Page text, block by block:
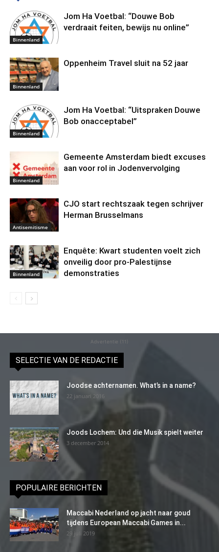
Binnenland
Jom Ha Voetbal: “Douwe Bob
verdraait feiten, bewijs nu online”
Binnenland
Oppenheim Travel sluit na 52 jaar
Binnenland
Jom Ha Voetbal: “Uitspraken Douwe
Bob onacceptabel”
Binnenland
Gemeente Amsterdam biedt excuses
aan voor rol in Jodenvervolging
Antisemitisme
CJO start rechtszaak tegen schrijver
Herman Brusselmans
Binnenland
Enquête: Kwart studenten voelt zich
onveilig door pro-Palestijnse
demonstraties
Advertentie (11)
SELECTIE VAN DE REDACTIE
Joodse achternamen. What’s in a name?
22 januari 2016
Joods Lochem: Und die Musik spielt weiter
3 december 2014
POPULAIRE BERICHTEN
Maccabi Nederland op jacht naar goud
tijdens European Maccabi Games in...
29 juli 2019